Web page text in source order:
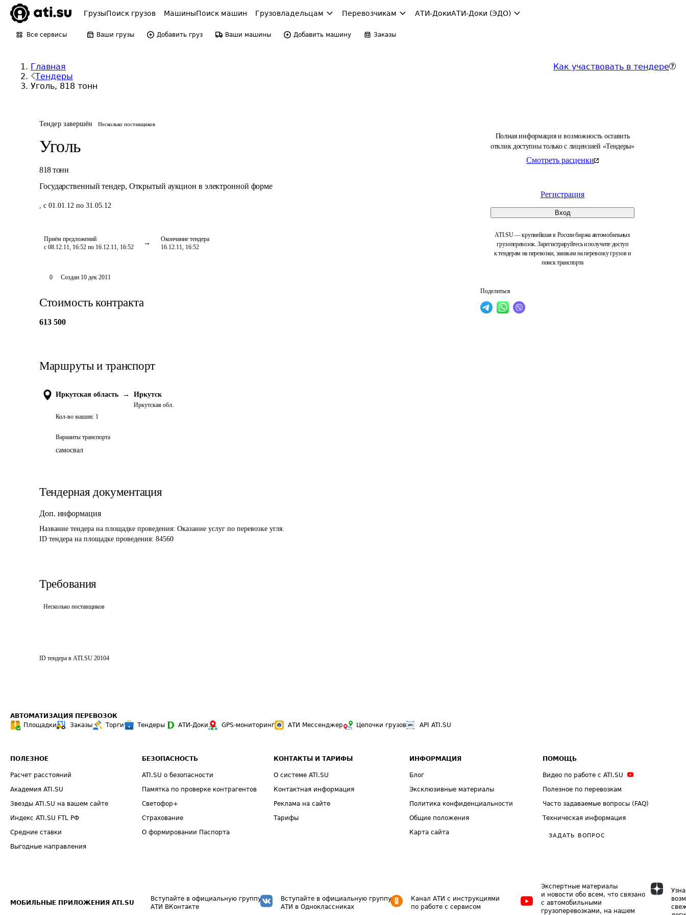
ГрузыПоиск грузов МашиныПоиск машин Грузовладельцам Перевозчикам АТИ-ДокиАТИ-Доки (ЭДО)
Все сервисы Ваши грузы Добавить груз Ваши машины Добавить машину Заказы
Главная
Тендеры
Уголь, 818 тонн
Как участвовать в тендере
Тендер завершён Несколько поставщиков
Уголь
818 тонн
Государственный тендер, Открытый аукцион в электронной форме
, с 01.01.12 по 31.05.12
Приём предложений
с 08.12.11, 16:52 по 16.12.11, 16:52
Окончание тендера
16.12.11, 16:52
Полная информация и возможность оставить
отклик доступны только с лицензией «Тендеры»
Смотреть расценки
Регистрация
Вход
ATI.SU — крупнейшая в России биржа автомобильных
грузоперевозок. Зарегистрируйтесь и получите доступ
к тендерам на перевозки, заявкам на перевозку грузов и
поиск транспорта
Поделиться
0 Создан 10 дек 2011
Стоимость контракта
613 500
Маршруты и транспорт
Иркутская область → Иркутск
Иркутская обл.
Кол-во машин: 1
Варианты транспорта
самосвал
Тендерная документация
Доп. информация
Название тендера на площадке проведения: Оказание услуг по перевозке угля.
ID тендера на площадке проведения: 84560
Требования
Несколько поставщиков
ID тендера в ATI.SU 20104
АВТОМАТИЗАЦИЯ ПЕРЕВОЗОК
Площадки
Заказы Торги Тендеры АТИ-Доки GPS-мониторинг АТИ Мессенджер Цепочки грузов API ATI.SU
ПОЛЕЗНОЕ
Расчет расстояний
Академия ATI.SU
Звезды ATI.SU на вашем сайте
Индекс ATI.SU FTL РФ
Средние ставки
Выгодные направления
БЕЗОПАСНОСТЬ
ATI.SU о безопасности
Памятка по проверке контрагентов
Светофор+
Страхование
О формировании Паспорта
КОНТАКТЫ И ТАРИФЫ
О системе ATI.SU
Контактная информация
Реклама на сайте
Тарифы
ИНФОРМАЦИЯ
Блог
Эксклюзивные материалы
Политика конфиденциальности
Общие положения
Карта сайта
ПОМОЩЬ
Видео по работе с ATI.SU
Полезное по перевозкам
Часто задаваемые вопросы (FAQ)
Техническая информация
ЗАДАТЬ ВОПРОС
МОБИЛЬНЫЕ ПРИЛОЖЕНИЯ ATI.SU
Вступайте в официальную группу
АТИ ВКонтакте
Вступайте в официальную группу
АТИ в Одноклассниках
Канал АТИ с инструкциями
по работе с сервисом
Экспертные материалы
и новости обо всем, что связано
с автомобильными
грузоперевозками, на нашем